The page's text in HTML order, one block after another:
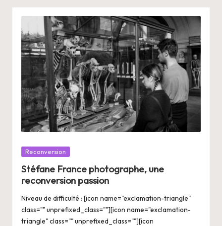
Posté
Reconversion
Stéfane France photographe, une
reconversion passion
Niveau de difficulté : [icon name="exclamation-triangle"
class="" unprefixed_class=""][icon name="exclamation-
triangle" class="" unprefixed_class=""][icon